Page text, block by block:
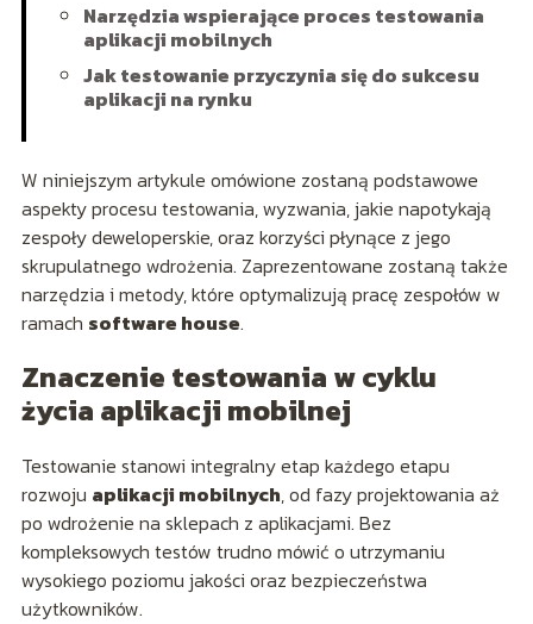
Narzędzia wspierające proces testowania
aplikacji mobilnych
Jak testowanie przyczynia się do sukcesu
aplikacji na rynku
W niniejszym artykule omówione zostaną podstawowe
aspekty procesu testowania, wyzwania, jakie napotykają
zespoły deweloperskie, oraz korzyści płynące z jego
skrupulatnego wdrożenia. Zaprezentowane zostaną także
narzędzia i metody, które optymalizują pracę zespołów w
ramach software house.
Znaczenie testowania w cyklu
życia aplikacji mobilnej
Testowanie stanowi integralny etap każdego etapu
rozwoju aplikacji mobilnych, od fazy projektowania aż
po wdrożenie na sklepach z aplikacjami. Bez
kompleksowych testów trudno mówić o utrzymaniu
wysokiego poziomu jakości oraz bezpieczeństwa
użytkowników.